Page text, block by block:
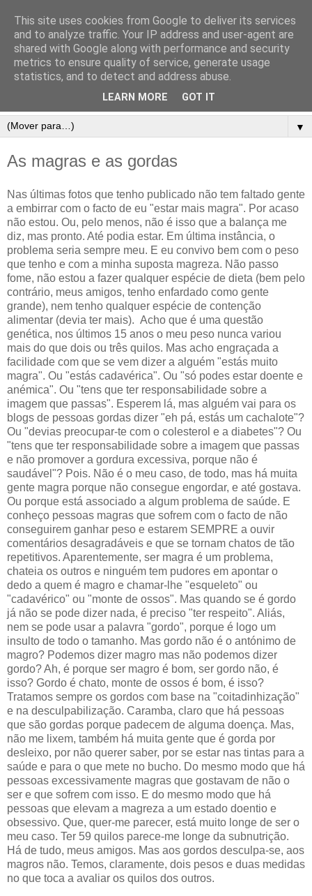
▼
As magras e as gordas
Nas últimas fotos que tenho publicado não tem faltado gente
a embirrar com o facto de eu "estar mais magra". Por acaso
não estou. Ou, pelo menos, não é isso que a balança me
diz, mas pronto. Até podia estar. Em última instância, o
problema seria sempre meu. E eu convivo bem com o peso
que tenho e com a minha suposta magreza. Não passo
fome, não estou a fazer qualquer espécie de dieta (bem pelo
contrário, meus amigos, tenho enfardado como gente
grande), nem tenho qualquer espécie de contenção
alimentar (devia ter mais). Acho que é uma questão
genética, nos últimos 15 anos o meu peso nunca variou
mais do que dois ou três quilos. Mas acho engraçada a
facilidade com que se vem dizer a alguém "estás muito
magra". Ou "estás cadavérica". Ou "só podes estar doente e
anémica". Ou "tens que ter responsabilidade sobre a
imagem que passas". Esperem lá, mas alguém vai para os
blogs de pessoas gordas dizer "eh pá, estás um cachalote"?
Ou "devias preocupar-te com o colesterol e a diabetes"? Ou
"tens que ter responsabilidade sobre a imagem que passas
e não promover a gordura excessiva, porque não é
saudável"? Pois. Não é o meu caso, de todo, mas há muita
gente magra porque não consegue engordar, e até gostava.
Ou porque está associado a algum problema de saúde. E
conheço pessoas magras que sofrem com o facto de não
conseguirem ganhar peso e estarem SEMPRE a ouvir
comentários desagradáveis e que se tornam chatos de tão
repetitivos. Aparentemente, ser magra é um problema,
chateia os outros e ninguém tem pudores em apontar o
dedo a quem é magro e chamar-lhe "esqueleto" ou
"cadavérico" ou "monte de ossos". Mas quando se é gordo
já não se pode dizer nada, é preciso "ter respeito". Aliás,
nem se pode usar a palavra "gordo", porque é logo um
insulto de todo o tamanho. Mas gordo não é o antónimo de
magro? Podemos dizer magro mas não podemos dizer
gordo? Ah, é porque ser magro é bom, ser gordo não, é
isso? Gordo é chato, monte de ossos é bom, é isso?
Tratamos sempre os gordos com base na "coitadinhização"
e na desculpabilização. Caramba, claro que há pessoas
que são gordas porque padecem de alguma doença. Mas,
não me lixem, também há muita gente que é gorda por
desleixo, por não querer saber, por se estar nas tintas para a
saúde e para o que mete no bucho. Do mesmo modo que há
pessoas excessivamente magras que gostavam de não o
ser e que sofrem com isso. E do mesmo modo que há
pessoas que elevam a magreza a um estado doentio e
obsessivo. Que, quer-me parecer, está muito longe de ser o
meu caso. Ter 59 quilos parece-me longe da subnutrição.
Há de tudo, meus amigos. Mas aos gordos desculpa-se, aos
magros não. Temos, claramente, dois pesos e duas medidas
no que toca a avaliar os quilos dos outros.
This site uses cookies from Google to deliver its services
and to analyze traffic. Your IP address and user-agent are
shared with Google along with performance and security
metrics to ensure quality of service, generate usage
statistics, and to detect and address abuse.
LEARN MORE GOT IT